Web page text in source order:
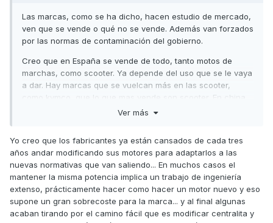
Las marcas, como se ha dicho, hacen estudio de mercado,
ven que se vende o qué no se vende. Además van forzados
por las normas de contaminación del gobierno.
Creo que en España se vende de todo, tanto motos de
marchas, como scooter. Ya depende del uso que se le vaya
a dar. Hay marcas que se vuelcan más en las scooter,
como kymco, que lo que mas vende son scooter. En china,
Taiwan, corea etc lo que mas usan son las scooter, por
Hay marcas que escuchan al usuario y van mejorando sus
modelos según la demanda y se agradece.
Las grandes perjudicadas son las 125cc de 4 tiempos con
el euro4 y el euro5. No le han dado una buena solución por
que cada vez van mas bajas de potencia.
Ver más
Yo creo que los fabricantes ya están cansados de cada tres
años andar modificando sus motores para adaptarlos a las
nuevas normativas que van saliendo... En muchos casos el
mantener la misma potencia implica un trabajo de ingeniería
extenso, prácticamente hacer como hacer un motor nuevo y eso
supone un gran sobrecoste para la marca... y al final algunas
acaban tirando por el camino fácil que es modificar centralita y